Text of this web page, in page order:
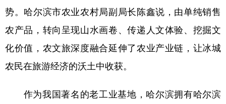
势。哈尔滨市农业农村局副局长陈鑫说，由单纯销售
农产品，转向呈现山水画卷、传递人文体验、挖掘文
化价值，农文旅深度融合延伸了农业产业链，让冰城
农民在旅游经济的沃土中收获。
作为我国著名的老工业基地，哈尔滨拥有哈尔滨